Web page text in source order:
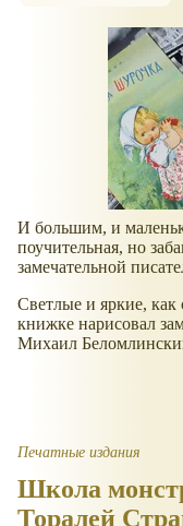
И большим, и
поучительная, но
замечательной
Светлые и яркие, как
книжке нарисовал
Михаил
Печатные издания
Школа
Торалей